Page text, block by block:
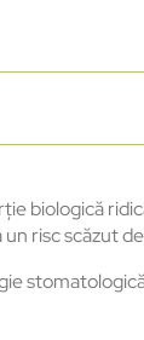
biologică
risc scăzut